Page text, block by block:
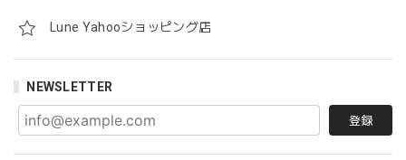
Lune Yahooショッピング店
NEWSLETTER
登録